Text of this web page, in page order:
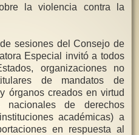
la violencia contra la
sesiones del Consejo de
Especial invitó a todos
organizaciones no
de mandatos de
órganos creados en virtud
nacionales de derechos
académicas) a
en respuesta al